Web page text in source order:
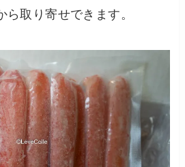
取り寄せできます。